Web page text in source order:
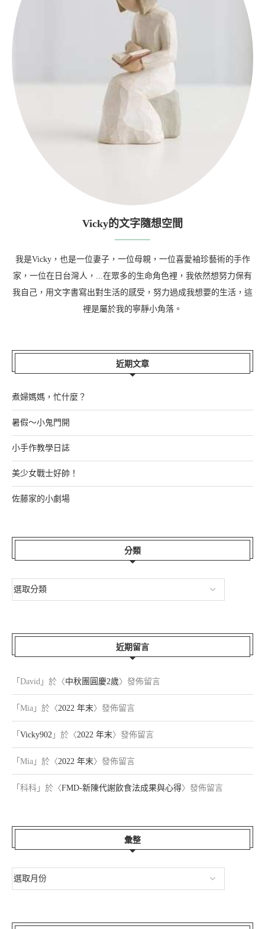
Vicky的文字隨想空間
我是Vicky，也是一位妻子，一位母親，一位喜愛袖珍藝術的手作
家，一位在日台灣人，...在眾多的生命角色裡，我依然想努力保有
我自己，用文字書寫出對生活的感受，努力過成我想要的生活，這
裡是屬於我的寧靜小角落。
近期文章
煮婦媽媽，忙什麼？
暑假～小鬼門開
小手作教學日誌
美少女戰士好帥！
佐藤家的小劇場
分類
近期留言
「 David 」於〈中秋團圓慶2歲〉發佈留言
「 Mia 」於〈2022 年末〉發佈留言
「 Vicky902 」於〈2022 年末〉發佈留言
「 Mia 」於〈2022 年末〉發佈留言
「 科科 」於〈FMD-新陳代謝飲食法成果與心得〉發佈留言
彙整